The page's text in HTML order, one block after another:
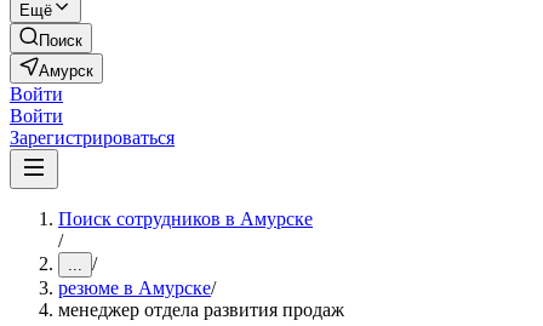
Ещё
Поиск
Амурск
Войти
Войти
Зарегистрироваться
Поиск сотрудников в Амурске
/
... /
резюме в Амурске/
менеджер отдела развития продаж